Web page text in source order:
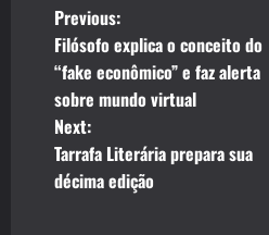
P
o
s
t
Previous:
Filósofo explica o conceito do
“fake econômico” e faz alerta
sobre mundo virtual
Next:
Tarrafa Literária prepara sua
décima edição